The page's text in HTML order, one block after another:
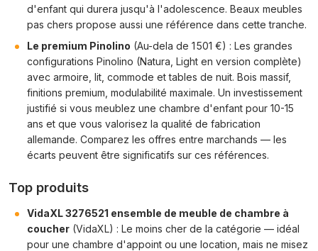
d'enfant qui durera jusqu'à l'adolescence. Beaux meubles
pas chers propose aussi une référence dans cette tranche.
Le premium Pinolino (Au-dela de 1 501 €) : Les grandes
configurations Pinolino (Natura, Light en version complète)
avec armoire, lit, commode et tables de nuit. Bois massif,
finitions premium, modulabilité maximale. Un investissement
justifié si vous meublez une chambre d'enfant pour 10-15
ans et que vous valorisez la qualité de fabrication
allemande. Comparez les offres entre marchands — les
écarts peuvent être significatifs sur ces références.
Top produits
VidaXL 3276521 ensemble de meuble de chambre à
coucher (VidaXL) : Le moins cher de la catégorie — idéal
pour une chambre d'appoint ou une location, mais ne misez